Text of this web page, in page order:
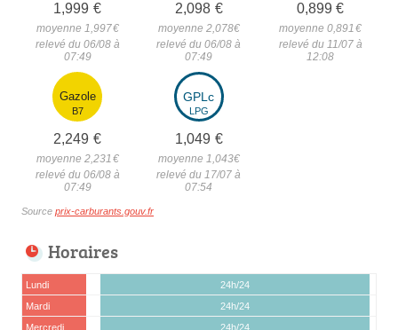
1,999 €
moyenne 1,997€
relevé du 06/08 à
07:49
2,098 €
moyenne 2,078€
relevé du 06/08 à
07:49
0,899 €
moyenne 0,891€
relevé du 11/07 à
12:08
Gazole
B7
2,249 €
moyenne 2,231€
relevé du 06/08 à
07:49
GPLc
LPG
1,049 €
moyenne 1,043€
relevé du 17/07 à
07:54
Source prix-carburants.gouv.fr
Horaires
Lundi
24h/24
Mardi
24h/24
Mercredi
24h/24